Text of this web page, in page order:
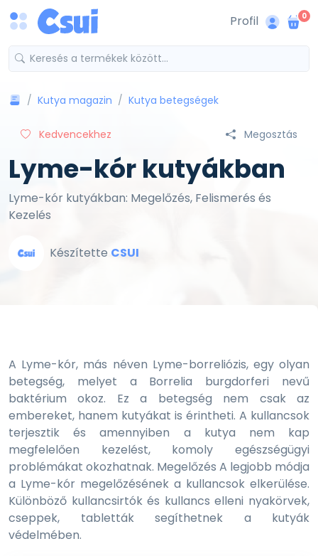
Profil 0
Kutya magazin Kutya betegségek
Kedvencekhez Megosztás
Lyme-kór kutyákban
Lyme-kór kutyákban: Megelőzés, Felismerés és
Kezelés
Készítette CSUI
A Lyme-kór, más néven Lyme-borreliózis, egy olyan
betegség, melyet a Borrelia burgdorferi nevű
baktérium okoz. Ez a betegség nem csak az
embereket, hanem kutyákat is érintheti. A kullancsok
terjesztik és amennyiben a kutya nem kap
megfelelően kezelést, komoly egészségügyi
problémákat okozhatnak. Megelőzés A legjobb módja
a Lyme-kór megelőzésének a kullancsok elkerülése.
Különböző kullancsirtók és kullancs elleni nyakörvek,
cseppek, tabletták segíthetnek a kutyák
védelmében.